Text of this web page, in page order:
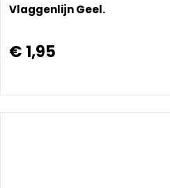
Vlaggenlijn Geel.
€ 1,95